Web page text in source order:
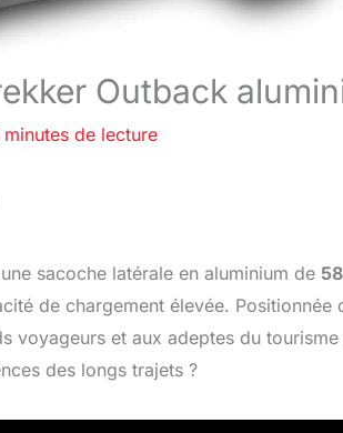
Outback
minutes de lecture
sacoche latérale en aluminium de
de chargement élevée. Positionnée
voyageurs et aux adeptes du
des longs trajets ?